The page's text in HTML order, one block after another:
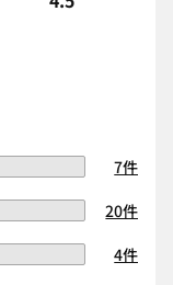
7件
20件
4件